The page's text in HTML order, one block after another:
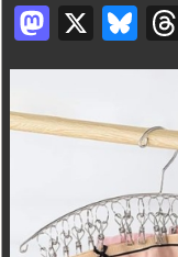
M
a
o
n
X
Bl
u
s
y